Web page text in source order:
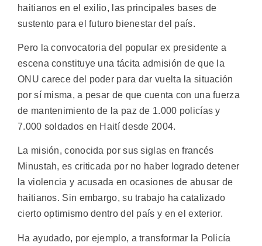
haitianos en el exilio, las principales bases de
sustento para el futuro bienestar del país.
Pero la convocatoria del popular ex presidente a
escena constituye una tácita admisión de que la
ONU carece del poder para dar vuelta la situación
por sí misma, a pesar de que cuenta con una fuerza
de mantenimiento de la paz de 1.000 policías y
7.000 soldados en Haití desde 2004.
La misión, conocida por sus siglas en francés
Minustah, es criticada por no haber logrado detener
la violencia y acusada en ocasiones de abusar de
haitianos. Sin embargo, su trabajo ha catalizado
cierto optimismo dentro del país y en el exterior.
Ha ayudado, por ejemplo, a transformar la Policía